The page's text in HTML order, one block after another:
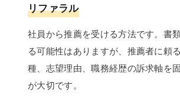
リファラル
社員から推薦を受ける方法です。書
る可能性はありますが、推薦者に頼
種、志望理由、職務経歴の訴求軸を
が大切です。